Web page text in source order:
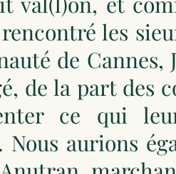
les
de
de la part des
ce qui
Nous aurions